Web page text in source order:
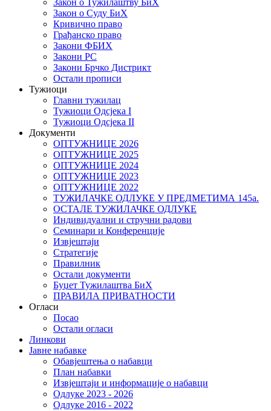
Закон о Тужилаштву БиХ
Закон о Суду БиХ
Кривично право
Грађанско право
Закони ФБИХ
Закони РС
Закони Брчко Дистрикт
Остали прописи
Тужиоци
Главни тужилац
Тужиоци Oдсјекa I
Тужиоци Oдсјекa II
Документи
ОПТУЖНИЦЕ 2026
ОПТУЖНИЦЕ 2025
ОПТУЖНИЦЕ 2024
ОПТУЖНИЦЕ 2023
ОПТУЖНИЦЕ 2022
ТУЖИЛАЧКЕ ОДЛУКЕ У ПРЕДМЕТИМА 145а.
ОСТАЛЕ ТУЖИЛАЧКЕ ОДЛУКЕ
Индивидуални и стручни радови
Семинари и Конференције
Извјештаји
Стратегије
Правилник
Остали документи
Буџет Тужилаштва БиХ
ПРАВИЛА ПРИВАТНОСТИ
Огласи
Посао
Остали огласи
Линкови
Јавне набавке
Обавјештења о набавци
План набавки
Извјештаји и информације о набавци
Одлуке 2023 - 2026
Одлуке 2016 - 2022